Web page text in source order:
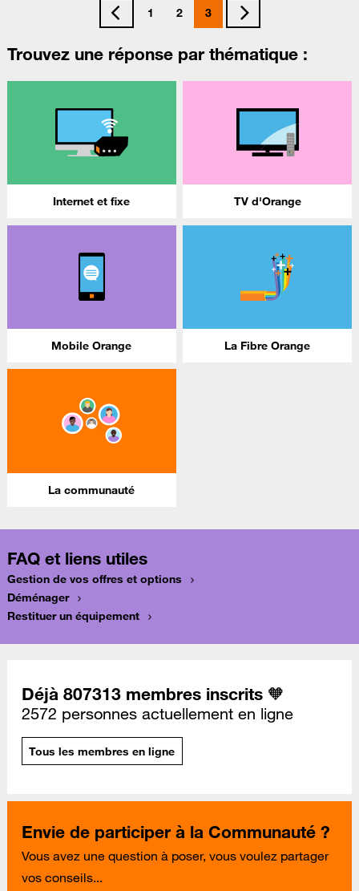
1 2 3
Trouvez une réponse par thématique :
Internet et fixe TV d'Orange
Mobile Orange La Fibre Orange
La communauté
FAQ et liens utiles
Gestion de vos offres et options
Déménager
Restituer un équipement
Déjà 807313 membres inscrits 🧡
2572 personnes actuellement en ligne
Tous les membres en ligne
Envie de participer à la Communauté ?
Vous avez une question à poser, vous voulez partager
vos conseils...